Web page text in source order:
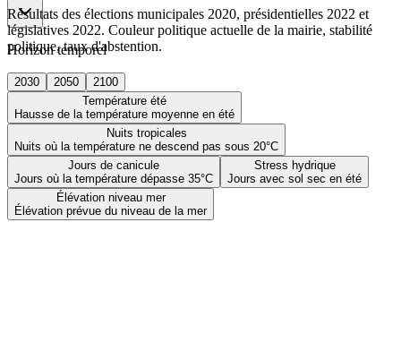
Horizon temporel
2030 2050
2100
Température été
Hausse de la température moyenne en été
Nuits tropicales
Nuits où la température ne descend pas sous 20°C
Jours de canicule
Jours où la température dépasse 35°C
Stress hydrique
Jours avec sol sec en été
Élévation niveau mer
Élévation prévue du niveau de la mer
Résultats des élections municipales 2020, présidentielles 2022 et
législatives 2022. Couleur politique actuelle de la mairie, stabilité
politique, taux d'abstention.